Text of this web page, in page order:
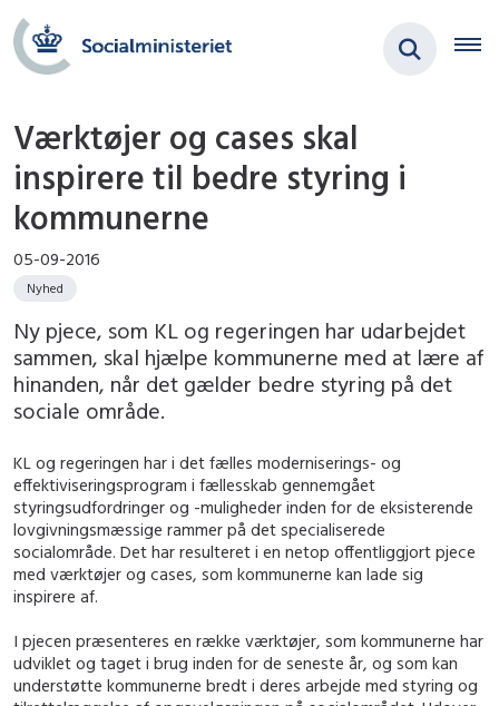
Værktøjer og cases skal
inspirere til bedre styring i
kommunerne
05-09-2016
Nyhed
Ny pjece, som KL og regeringen har udarbejdet
sammen, skal hjælpe kommunerne med at lære af
hinanden, når det gælder bedre styring på det
sociale område.
KL og regeringen har i det fælles moderniserings- og
effektiviseringsprogram i fællesskab gennemgået
styringsudfordringer og -muligheder inden for de eksisterende
lovgivningsmæssige rammer på det specialiserede
socialområde. Det har resulteret i en netop offentliggjort pjece
med værktøjer og cases, som kommunerne kan lade sig
inspirere af.
I pjecen præsenteres en række værktøjer, som kommunerne har
udviklet og taget i brug inden for de seneste år, og som kan
understøtte kommunerne bredt i deres arbejde med styring og